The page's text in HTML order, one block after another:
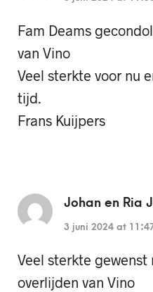
Fam Deams
van Vino
Veel sterkte voor nu
tijd.
Frans Kuijpers
Johan en Ria
3 juni 2024 at
Veel sterkte
overlijden van Vino